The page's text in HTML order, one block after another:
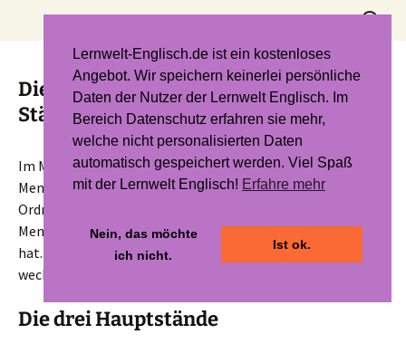
Suchen
Die mittelalterliche
Ständegesellschaft
Im Mittelalter war die Gesellschaft streng geordnet. Jeder
Mensch gehörte zu einem bestimmtenStand. Diese
Ordnung wurde als „Ständegesellschaft“ bezeichnet. Die
Menschen glaubten, dass Gott diese Ordnung festgelegt
hat. Deshalb war es fast unmöglich, den eigenen Stand zu
wechseln.
Die drei Hauptstände
Lernwelt-Englisch.de ist ein kostenloses
Angebot. Wir speichern keinerlei persönliche
Daten der Nutzer der Lernwelt Englisch. Im
Bereich Datenschutz erfahren sie mehr,
welche nicht personalisierten Daten
automatisch gespeichert werden. Viel Spaß
mit der Lernwelt Englisch! Erfahre mehr
Nein, das möchte
ich nicht.
Ist ok.